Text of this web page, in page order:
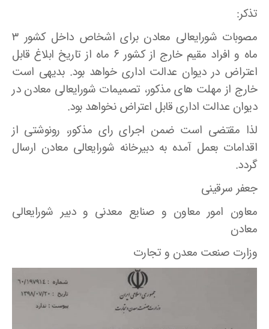
تذکر:
مصوبات شورایعالی معادن برای اشخاص داخل کشور ۳
ماه و افراد مقیم خارج از کشور ۶ ماه از تاریخ ابلاغ قابل
اعتراض در دیوان عدالت اداری خواهد بود. بدیهی است
خارج از مهلت های مذکور، تصمیمات شورایعالی معادن در
دیوان عدالت اداری قابل اعتراض نخواهد بود.
لذا مقتضی است ضمن اجرای رای مذکور، رونوشتی از
اقدامات بعمل آمده به دبیرخانه شورایعالی معادن ارسال
گردد.
جعفر سرقینی
معاون امور معاون و صنایع معدنی و دبیر شورایعالی
معادن
وزارت صنعت معدن و تجارت